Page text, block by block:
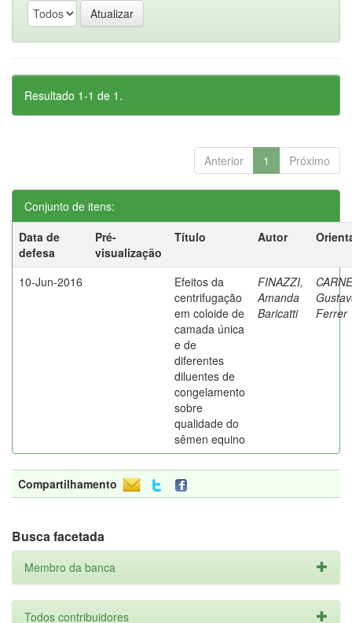
Resultado 1-1 de 1.
Anterior 1 Próximo
Conjunto de itens:
Data de
defesa
Pré-
visualização
Título Autor
10-Jun-2016
Efeitos da
centrifugação
em coloide de
camada única
e de
diferentes
diluentes de
congelamento
sobre
qualidade do
sêmen equino
FINAZZI,
Amanda
Baricatti
Ferrer
Compartilhamento
Busca facetada
Membro da banca
Todos contribuidores